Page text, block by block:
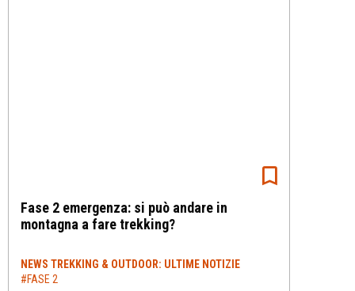
Fase 2 emergenza: si può andare in
montagna a fare trekking?
NEWS TREKKING & OUTDOOR: ULTIME NOTIZIE
#FASE 2